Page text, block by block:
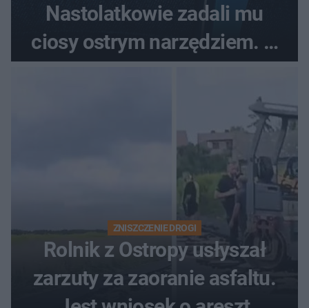
Nastolatkowie zadali mu
ciosy ostrym narzędziem. O
ZNISZCZENIE DROGI
Rolnik z Ostropy usłyszał
zarzuty za zaoranie asfaltu.